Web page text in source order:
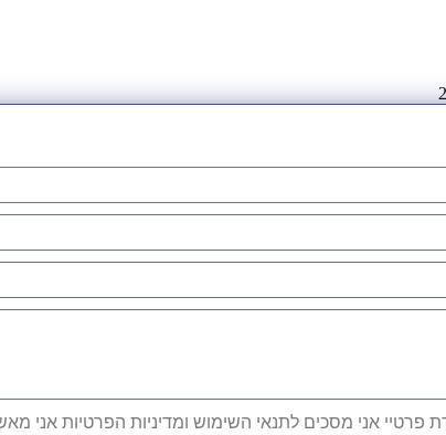
אני מסכים לתנאי השימוש ומדיניות הפרטיות אני